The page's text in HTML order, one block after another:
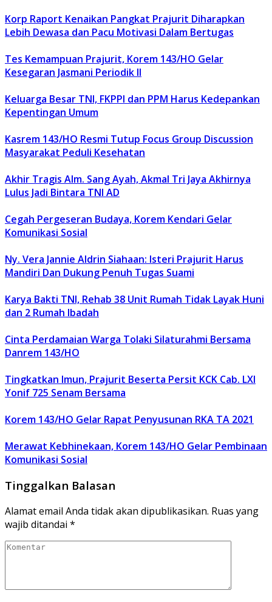
Korp Raport Kenaikan Pangkat Prajurit Diharapkan
Lebih Dewasa dan Pacu Motivasi Dalam Bertugas
Tes Kemampuan Prajurit, Korem 143/HO Gelar
Kesegaran Jasmani Periodik II
Keluarga Besar TNI, FKPPI dan PPM Harus Kedepankan
Kepentingan Umum
Kasrem 143/HO Resmi Tutup Focus Group Discussion
Masyarakat Peduli Kesehatan
Akhir Tragis Alm. Sang Ayah, Akmal Tri Jaya Akhirnya
Lulus Jadi Bintara TNI AD
Cegah Pergeseran Budaya, Korem Kendari Gelar
Komunikasi Sosial
Ny. Vera Jannie Aldrin Siahaan: Isteri Prajurit Harus
Mandiri Dan Dukung Penuh Tugas Suami
Karya Bakti TNI, Rehab 38 Unit Rumah Tidak Layak Huni
dan 2 Rumah Ibadah
Cinta Perdamaian Warga Tolaki Silaturahmi Bersama
Danrem 143/HO
Tingkatkan Imun, Prajurit Beserta Persit KCK Cab. LXI
Yonif 725 Senam Bersama
Korem 143/HO Gelar Rapat Penyusunan RKA TA 2021
Merawat Kebhinekaan, Korem 143/HO Gelar Pembinaan
Komunikasi Sosial
Tinggalkan Balasan
Alamat email Anda tidak akan dipublikasikan. Ruas yang
wajib ditandai *